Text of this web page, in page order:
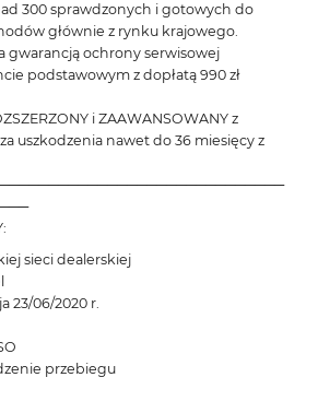
300 sprawdzonych i gotowych do
głównie z rynku krajowego.
gwarancją ochrony serwisowej
podstawowym z dopłatą 990 zł
i ZAAWANSOWANY z
uszkodzenia nawet do 36 miesięcy z
sieci dealerskiej
23/06/2020 r.
przebiegu